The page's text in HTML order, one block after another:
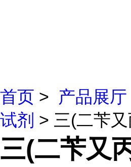
首页 > 产品展厅
试剂 > 三(二苄
三(二苄又